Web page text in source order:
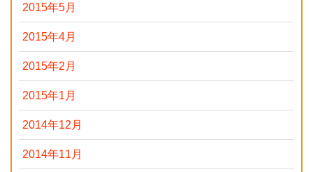
2015年5月
2015年4月
2015年2月
2015年1月
2014年12月
2014年11月